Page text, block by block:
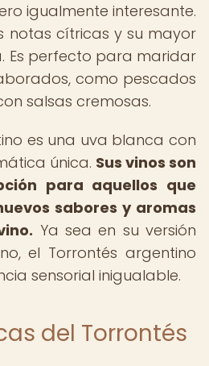
igualmente interesante.
notas cítricas y su mayor
Es perfecto para maridar
como pescados
salsas cremosas.
es una uva blanca con
única. Sus vinos son
para aquellos que
sabores y aromas
Ya sea en su versión
el Torrontés argentino
sensorial inigualable.
del Torrontés